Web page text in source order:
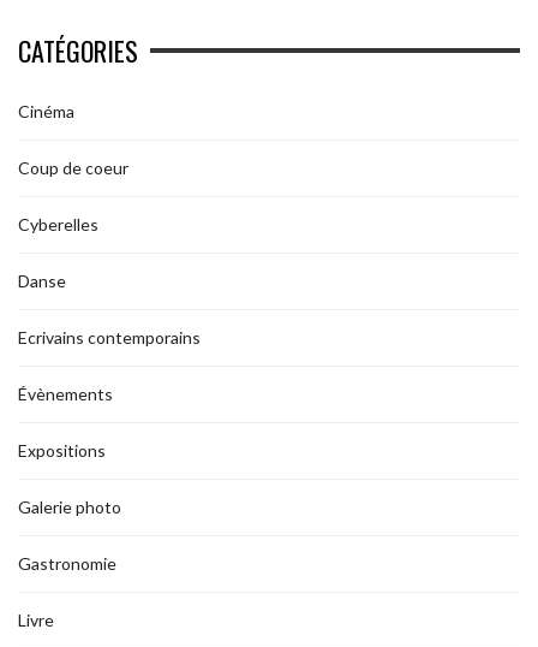
CATÉGORIES
Cinéma
Coup de coeur
Cyberelles
Danse
Ecrivains contemporains
Évènements
Expositions
Galerie photo
Gastronomie
Livre